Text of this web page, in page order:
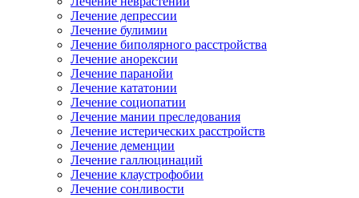
Лечение депрессии
Лечение булимии
Лечение биполярного расстройства
Лечение анорексии
Лечение паранойи
Лечение кататонии
Лечение социопатии
Лечение мании преследования
Лечение истерических расстройств
Лечение деменции
Лечение галлюцинаций
Лечение клаустрофобии
Лечение сонливости